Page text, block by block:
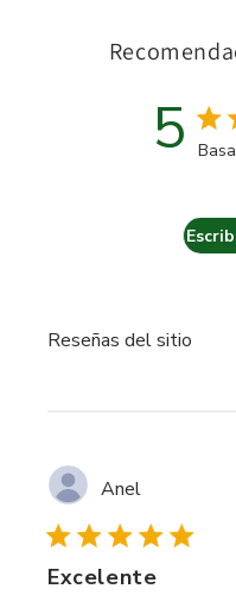
5
Reseñas del sitio
Anel
Excelente